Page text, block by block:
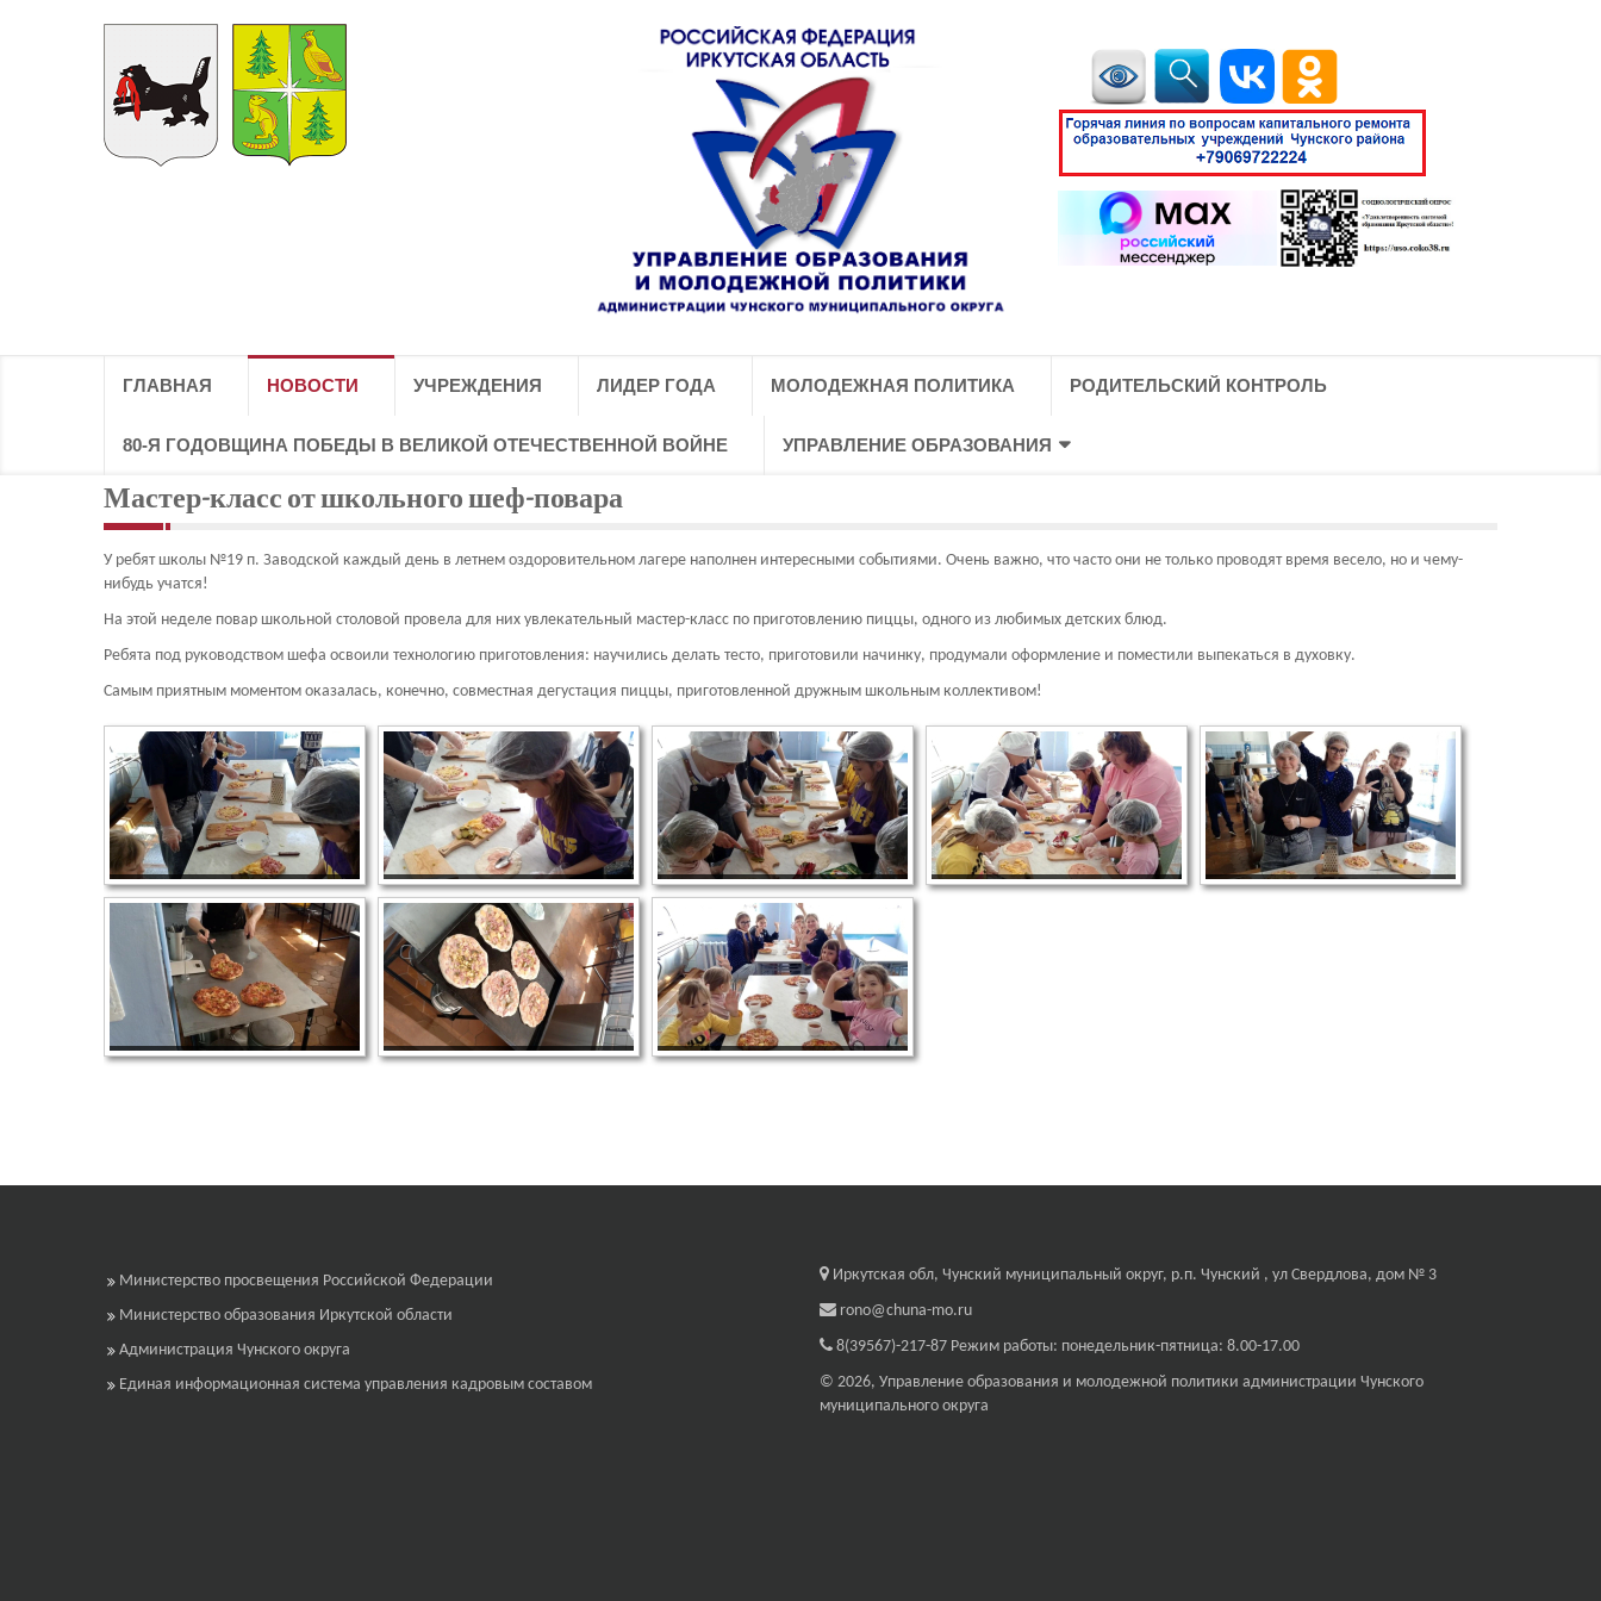
ГЛАВНАЯ НОВОСТИ УЧРЕЖДЕНИЯ ЛИДЕР ГОДА МОЛОДЕЖНАЯ ПОЛИТИКА РОДИТЕЛЬСКИЙ КОНТРОЛЬ
80-Я ГОДОВЩИНА ПОБЕДЫ В ВЕЛИКОЙ ОТЕЧЕСТВЕННОЙ ВОЙНЕ УПРАВЛЕНИЕ ОБРАЗОВАНИЯ
Мастер-класс от школьного шеф-повара
У ребят школы №19 п. Заводской каждый день в летнем оздоровительном лагере наполнен интересными событиями. Очень важно, что часто они не только проводят время весело, но и чему-
нибудь учатся!
На этой неделе повар школьной столовой провела для них увлекательный мастер-класс по приготовлению пиццы, одного из любимых детских блюд.
Ребята под руководством шефа освоили технологию приготовления: научились делать тесто, приготовили начинку, продумали оформление и поместили выпекаться в духовку.
Самым приятным моментом оказалась, конечно, совместная дегустация пиццы, приготовленной дружным школьным коллективом!
Министерство просвещения Российской Федерации
Министерство образования Иркутской области
Администрация Чунского округа
Единая информационная система управления кадровым составом
Иркутская обл, Чунский муниципальный округ, р.п. Чунский , ул Свердлова, дом № 3
rono@chuna-mo.ru
8(39567)-217-87 Режим работы: понедельник-пятница: 8.00-17.00
© 2026, Управление образования и молодежной политики администрации Чунского
муниципального округа